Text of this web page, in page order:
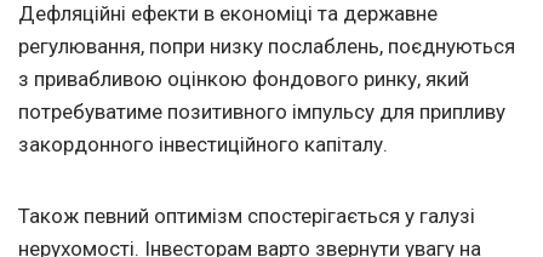
Дефляційні ефекти в економіці та державне
регулювання, попри низку послаблень, поєднуються
з привабливою оцінкою фондового ринку, який
потребуватиме позитивного імпульсу для припливу
закордонного інвестиційного капіталу.
Також певний оптимізм спостерігається у галузі
нерухомості. Інвесторам варто звернути увагу на